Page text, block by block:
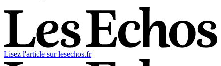
Lisez l'article sur lesechos.fr